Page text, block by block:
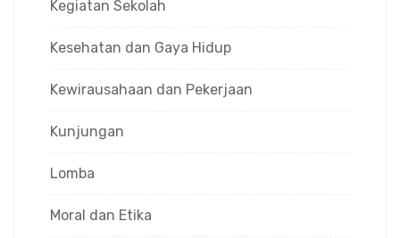
Kegiatan Sekolah
Kesehatan dan Gaya Hidup
Kewirausahaan dan Pekerjaan
Kunjungan
Lomba
Moral dan Etika